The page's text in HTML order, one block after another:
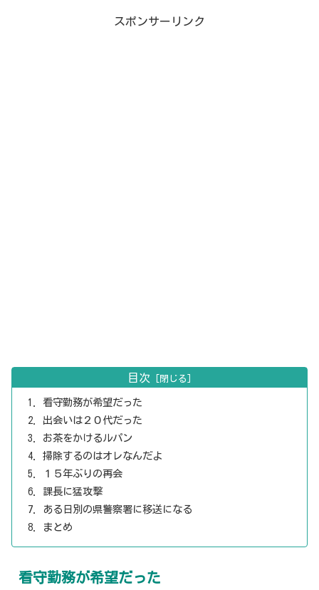
スポンサーリンク
目次
看守勤務が希望だった
出会いは２０代だった
お茶をかけるルパン
掃除するのはオレなんだよ
１５年ぶりの再会
課長に猛攻撃
ある日別の県警察署に移送になる
まとめ
看守勤務が希望だった